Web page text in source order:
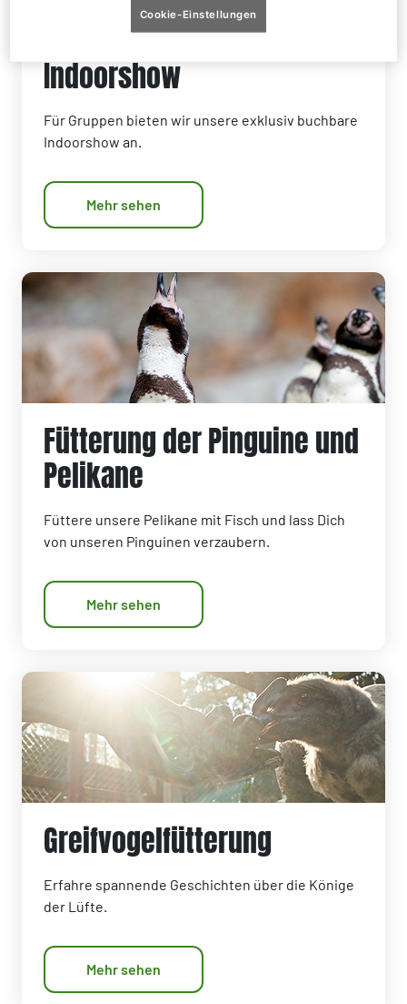
Indoorshow
Für Gruppen bieten wir unsere exklusiv buchbare
Indoorshow an.
Mehr sehen
Fütterung der Pinguine und
Pelikane
Füttere unsere Pelikane mit Fisch und lass Dich
von unseren Pinguinen verzaubern.
Mehr sehen
Greifvogelfütterung
Erfahre spannende Geschichten über die Könige
der Lüfte.
Mehr sehen
Cookie-Einstellungen